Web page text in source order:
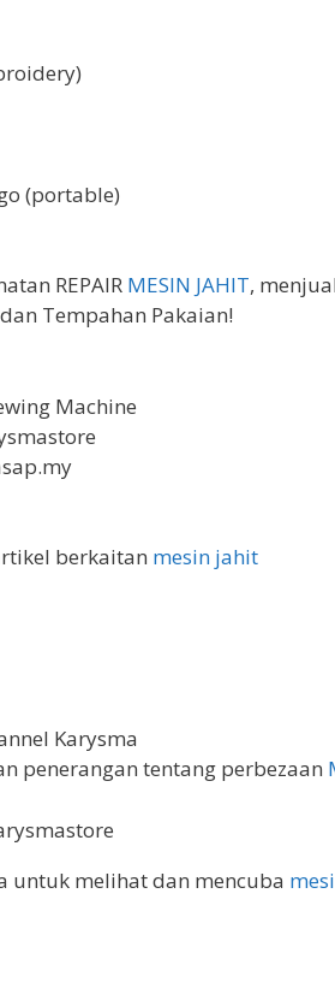
(portable)
REPAIR MESIN JAHIT,
Tempahan Pakaian!
Machine
berkaitan mesin jahit
Karysma
penerangan tentang perbezaan
untuk melihat dan mencuba